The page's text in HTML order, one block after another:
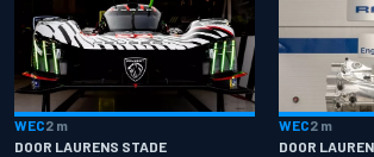
WEC2 m
DOOR LAURENS STADE
WEC2 m
DOOR